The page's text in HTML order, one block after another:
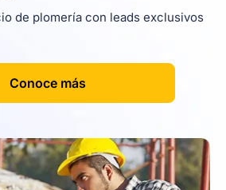
de plomería con leads exclusivos
[
Conoce más]